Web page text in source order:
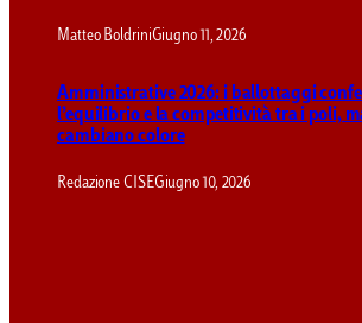
Matteo BoldriniGiugno 11, 2026
Amministrative 2026: i ballottaggi
l’equilibrio e la competitività tra i poli,
cambiano colore
Redazione CISEGiugno 10, 2026